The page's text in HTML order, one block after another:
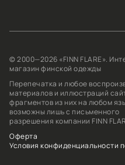
© 2000—2026 «FINN FLARE».
магазин финской одежды
Перепечатка и любое
материалов и иллюстраций
фрагментов из них на любом
возможны лишь с письменного
разрешения компании FINN
Оферта
Условия конфиденциальности